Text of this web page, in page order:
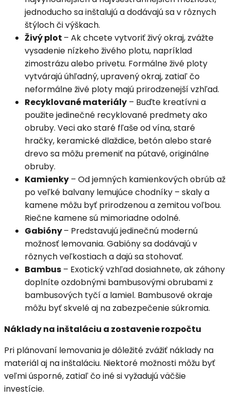
jednoducho sa inštalujú a dodávajú sa v rôznych
štýloch či výškach.
Živý plot – Ak chcete vytvoriť živý okraj, zvážte
vysadenie nízkeho živého plotu, napríklad
zimostrázu alebo privetu. Formálne živé ploty
vytvárajú úhľadný, upravený okraj, zatiaľ čo
neformálne živé ploty majú prirodzenejší vzhľad.
Recyklované materiály – Buďte kreatívni a
použite jedinečné recyklované predmety ako
obruby. Veci ako staré fľaše od vína, staré
hračky, keramické dlaždice, betón alebo staré
drevo sa môžu premeniť na pútavé, originálne
obruby.
Kamienky – Od jemných kamienkových obrúb až
po veľké balvany lemujúce chodníky – skaly a
kamene môžu byť prirodzenou a zemitou voľbou.
Riečne kamene sú mimoriadne odolné.
Gabióny– Predstavujú jedinečnú modernú
možnosť lemovania. Gabióny sa dodávajú v
rôznych veľkostiach a dajú sa stohovať.
Bambus – Exotický vzhľad dosiahnete, ak záhony
doplníte ozdobnými bambusovými obrubami z
bambusových tyčí a lamiel. Bambusové okraje
môžu byť skvelé aj na zabezpečenie súkromia.
Náklady na inštaláciu a zostavenie rozpočtu
Pri plánovaní lemovania je dôležité zvážiť náklady na
materiál aj na inštaláciu. Niektoré možnosti môžu byť
veľmi úsporné, zatiaľ čo iné si vyžadujú väčšie
investície.